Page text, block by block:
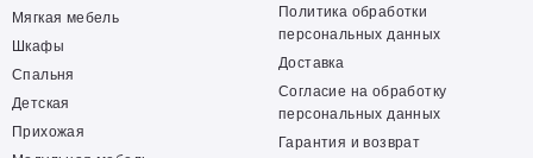
Мягкая мебель
Шкафы
Спальня
Детская
Прихожая
Политика обработки
персональных данных
Доставка
Согласие на обработку
персональных данных
Гарантия и возврат